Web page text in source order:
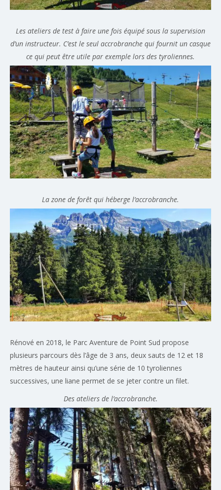
Les ateliers de test à faire une fois équipé sous la supervision
d’un instructeur. C’est le seul accrobranche qui fournit un casque
ce qui peut être utile par exemple lors des tyroliennes.
La zone de forêt qui héberge l’accrobranche.
Rénové en 2018, le Parc Aventure de Point Sud propose
plusieurs parcours dès l’âge de 3 ans, deux sauts de 12 et 18
mètres de hauteur ainsi qu’une série de 10 tyroliennes
successives, une liane permet de se jeter contre un filet.
Des ateliers de l’accrobranche.